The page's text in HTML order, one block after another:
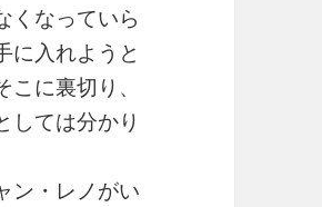
くなっていら
に入れようと
に裏切り、
しては分かり
ン・レノがい